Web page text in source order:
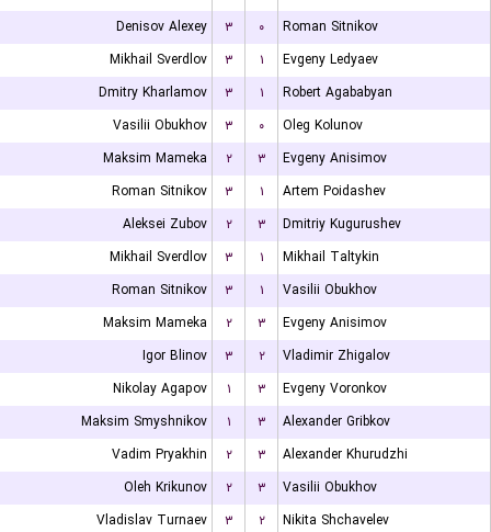
Denisov Alexey
۳ ۰
Roman Sitnikov
Mikhail Sverdlov
۳ ۱
Evgeny Ledyaev
Dmitry Kharlamov
۳ ۱
Robert Agababyan
Vasilii Obukhov
۳ ۰
Oleg Kolunov
Maksim Mameka
۲ ۳
Evgeny Anisimov
Roman Sitnikov
۳ ۱
Artem Poidashev
Aleksei Zubov
۲ ۳
Dmitriy Kugurushev
Mikhail Sverdlov
۳ ۱
Mikhail Taltykin
Roman Sitnikov
۳ ۱
Vasilii Obukhov
Maksim Mameka
۲ ۳
Evgeny Anisimov
Igor Blinov
۳ ۲
Vladimir Zhigalov
Nikolay Agapov
۱ ۳
Evgeny Voronkov
Maksim Smyshnikov
۱ ۳
Alexander Gribkov
Vadim Pryakhin
۲ ۳
Alexander Khurudzhi
Oleh Krikunov
۲ ۳
Vasilii Obukhov
Vladislav Turnaev
۳ ۲
Nikita Shchavelev